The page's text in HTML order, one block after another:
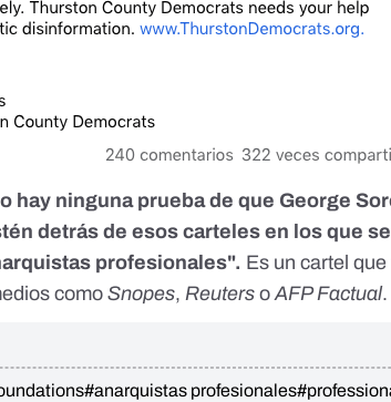
hay ninguna prueba de que George
detrás de esos carteles en los que
profesionales". Es un cartel
comoSnopes,Reuters oAFP Factual.
#anarquistas profesionales